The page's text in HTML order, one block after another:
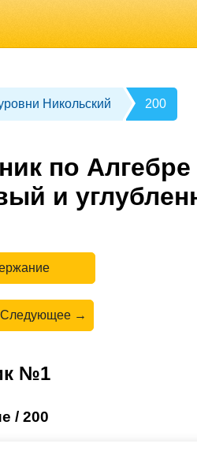
Никольский 200
по Алгебре
и
Следующее →
№1
/ 200